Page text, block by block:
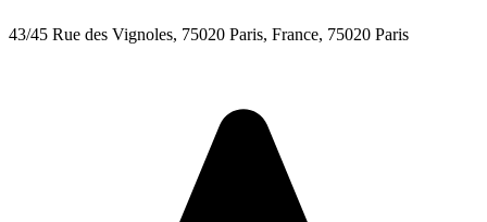
43/45 Rue des Vignoles, 75020 Paris, France, 75020 Paris